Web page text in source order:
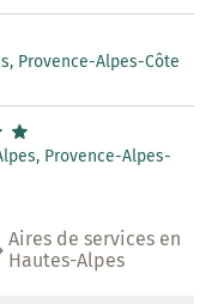
Provence-Alpes-Côte
Provence-Alpes-
Aires de services en
Hautes-Alpes